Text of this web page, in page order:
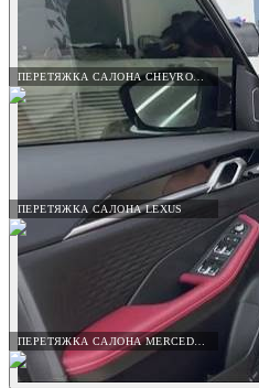
ПЕРЕТЯЖКА САЛОНА CHEVROLET
ПЕРЕТЯЖКА САЛОНА LEXUS